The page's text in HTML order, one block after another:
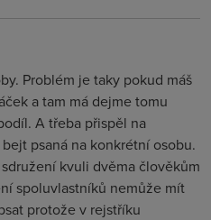
Problém je taky pokud máš
a tam má dejme tomu
A třeba přispěl na
psaná na konkrétní osobu.
kvuli dvěma člověkům
spoluvlastníků nemůže mít
protože v rejstříku